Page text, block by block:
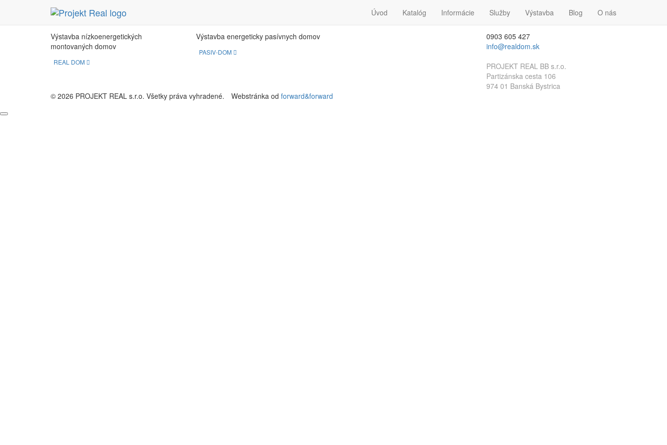
Úvod Katalóg Informácie Služby Výstavba Blog O nás
REAL DOM
Výstavba nízkoenergetických
montovaných domov
REAL DOM
Výstavba energeticky pasívnych domov
PASIV-DOM
Kontakt
0903 605 427
info@realdom.sk
PROJEKT REAL BB s.r.o.
Partizánska cesta 106
974 01 Banská Bystrica
© 2026 PROJEKT REAL s.r.o. Všetky práva vyhradené.
Webstránka od forward&forward